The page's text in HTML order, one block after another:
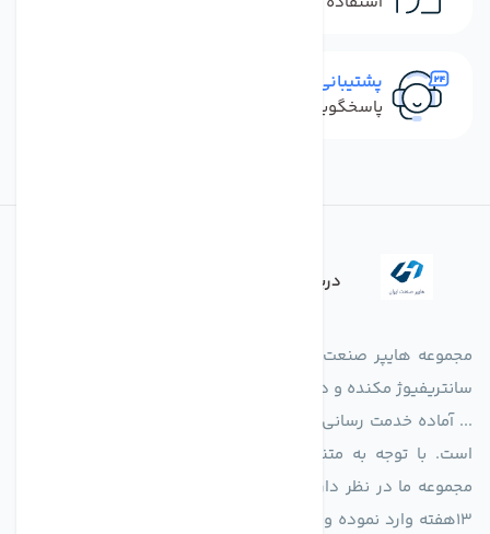
پشتیبانی سریع
پاسخگویی سریع به تماس‌ها و پیام‌ها
درباره فروشگاه
مجموعه هایپر صنعت ایران در امر تولید و واردات انواع فن های
سانتریفیوژ مکنده و دمنده آکسیال، سقفی، بین کانالی، مرغداری و
... آماده خدمت رسانی به شرکت های تولیدی، صنعتی و ساختمانی
است. با توجه به متنوع بودن فن های تولیدی کمپانی اروپایی
مجموعه ما در نظر دارد کالاهای تخصصی شما عزیزان رو در صرف
13هفته وارد نموده و این عمر باعث صرفه جویی در هزینه و زمان